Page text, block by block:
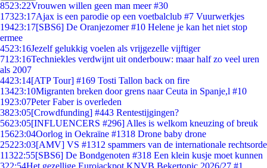
8523:22Vrouwen willen geen man meer #30
17323:17Ajax is een parodie op een voetbalclub #7 Vuurwerkjes
19423:17[SBS6] De Oranjezomer #10 Helene je kan het niet stop
ermee
4523:16Jezelf gelukkig voelen als vrijgezelle vijftiger
71 23:16Techniekles verdwijnt uit onderbouw: maar half zo veel uren
als 2007
4423:14[ATP Tour] #169 Tosti Tallon back on fire
13423:10Migranten breken door grens naar Ceuta in Spanje,l #10
1923:07Peter Faber is overleden
3823:05[Crowdfunding] #443 Rentestijgingen?
5623:05[INFLUENCERS #296] Alles is welkom kneuzing of breuk
15623:04Oorlog in Oekraïne #1318 Drone baby drone
25223:03[AMV] VS #1312 spammers van de internationale rechtsorde
11322:55[SBS6] De Bondgenoten #318 Een klein kusje moet kunnen
322:54Het gezellige Eurojackpot KNVB Bekertopic 2026/27 #1